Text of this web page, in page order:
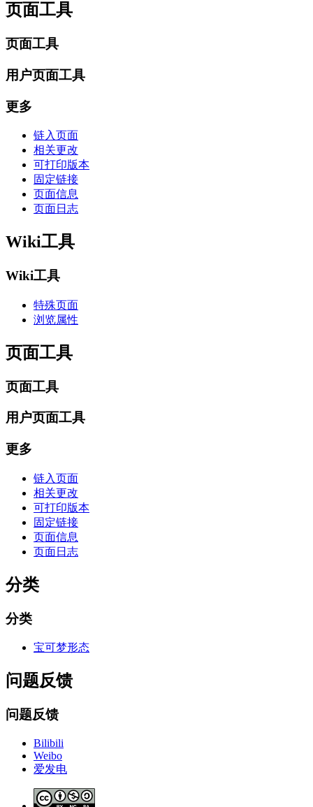
页面工具
页面工具
用户页面工具
更多
链入页面
相关更改
可打印版本
固定链接
页面信息
页面日志
Wiki工具
Wiki工具
特殊页面
浏览属性
页面工具
页面工具
用户页面工具
更多
链入页面
相关更改
可打印版本
固定链接
页面信息
页面日志
分类
分类
宝可梦形态
问题反馈
问题反馈
Bilibili
Weibo
爱发电